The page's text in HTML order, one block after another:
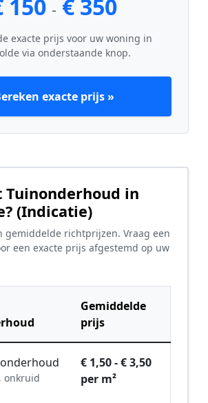
150 - € 350
exacte prijs voor uw woning in
via onderstaande knop.
exacte prijs »
Tuinonderhoud in
(Indicatie)
gemiddelde richtprijzen. Vraag een
een exacte prijs afgestemd op uw
Gemiddelde
prijs
onkruid
€ 1,50 - € 3,50
per m²